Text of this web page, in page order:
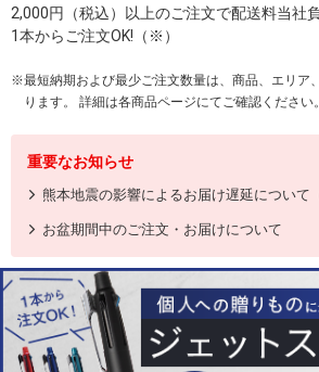
2,000円（税込）以上のご注文で配送料当社
1本からご注文OK!（※）
最短納期および最少ご注文数量は、商品、エリア
ります。 詳細は各商品ページにてご確認ください。
重要なお知らせ
熊本地震の影響によるお届け遅延について
お盆期間中のご注文・お届けについて